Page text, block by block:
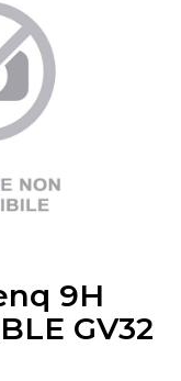
9H
GV32